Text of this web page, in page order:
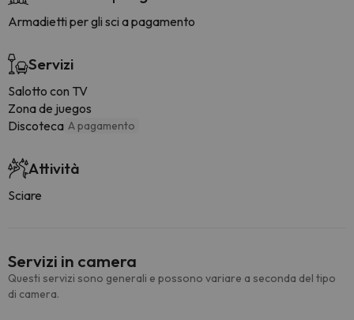
Armadietti per gli sci a pagamento
Servizi
Salotto con TV
Zona de juegos
Discoteca A pagamento
Attività
Sciare
Servizi in camera
Questi servizi sono generali e possono variare a seconda del tipo
di camera.